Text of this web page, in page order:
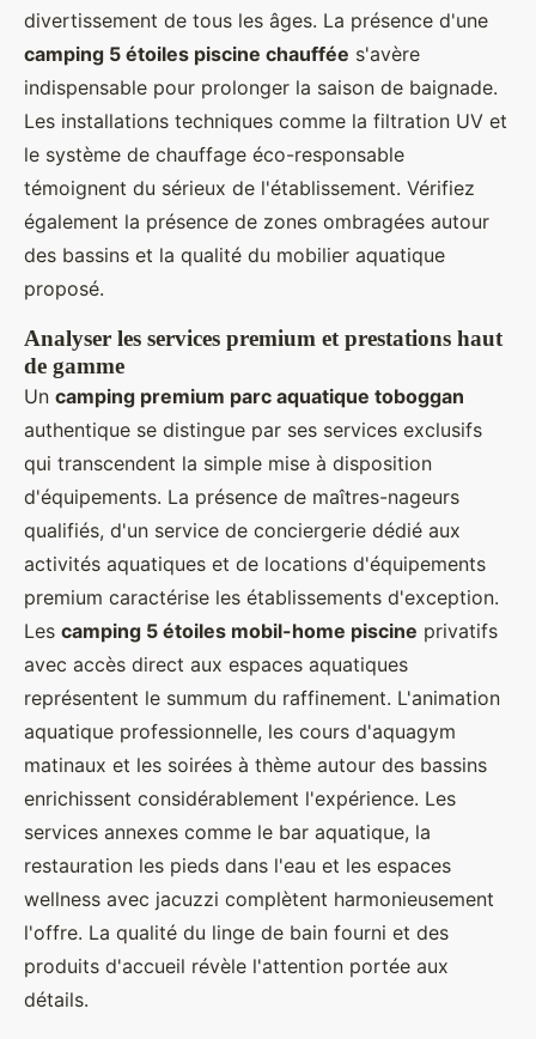
divertissement de tous les âges. La présence d'une
camping 5 étoiles piscine chauffée s'avère
indispensable pour prolonger la saison de baignade.
Les installations techniques comme la filtration UV et
le système de chauffage éco-responsable
témoignent du sérieux de l'établissement. Vérifiez
également la présence de zones ombragées autour
des bassins et la qualité du mobilier aquatique
proposé.
Analyser les services premium et prestations haut
de gamme
Un camping premium parc aquatique toboggan
authentique se distingue par ses services exclusifs
qui transcendent la simple mise à disposition
d'équipements. La présence de maîtres-nageurs
qualifiés, d'un service de conciergerie dédié aux
activités aquatiques et de locations d'équipements
premium caractérise les établissements d'exception.
Les camping 5 étoiles mobil-home piscine privatifs
avec accès direct aux espaces aquatiques
représentent le summum du raffinement. L'animation
aquatique professionnelle, les cours d'aquagym
matinaux et les soirées à thème autour des bassins
enrichissent considérablement l'expérience. Les
services annexes comme le bar aquatique, la
restauration les pieds dans l'eau et les espaces
wellness avec jacuzzi complètent harmonieusement
l'offre. La qualité du linge de bain fourni et des
produits d'accueil révèle l'attention portée aux
détails.